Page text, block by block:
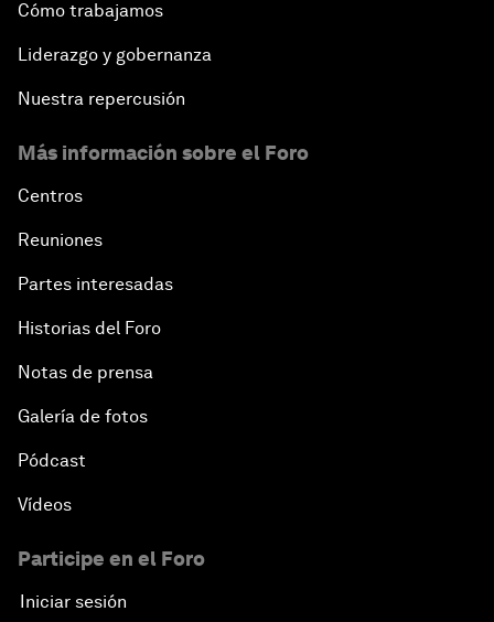
Cómo trabajamos
Liderazgo y gobernanza
Nuestra repercusión
Más información sobre el Foro
Centros
Reuniones
Partes interesadas
Historias del Foro
Notas de prensa
Galería de fotos
Pódcast
Vídeos
Participe en el Foro
Iniciar sesión